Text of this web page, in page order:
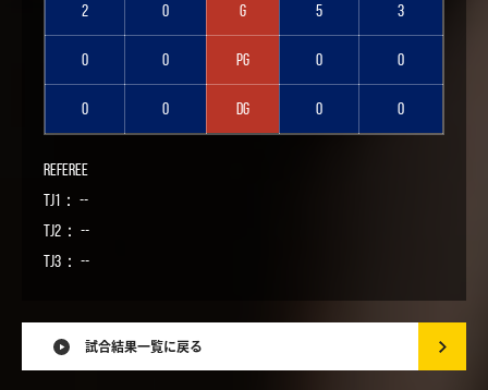
2 0 G 5 3
0 0 PG 0 0
0 0 DG 0 0
Referee
TJ1： --
TJ2： --
TJ3： --
試合結果一覧に戻る